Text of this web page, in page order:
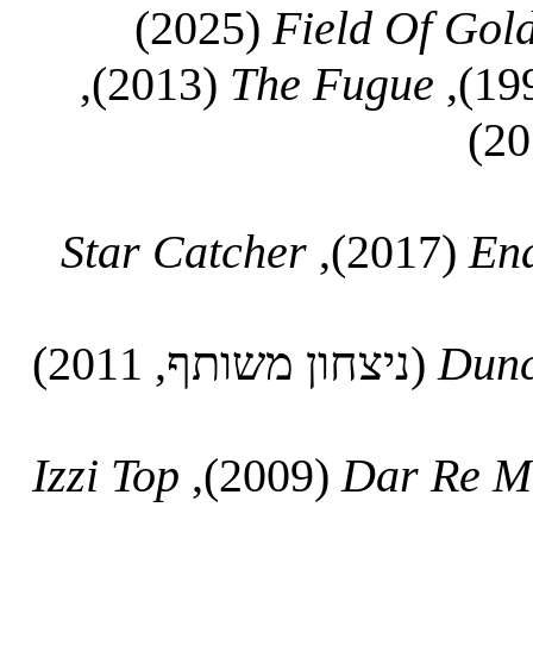
Field Of
(2025)
The Fugue
(2013),
(2017),
Star Catcher
(ניצחון משותף, 2011)
Dar Re
(2009),
Izzi Top